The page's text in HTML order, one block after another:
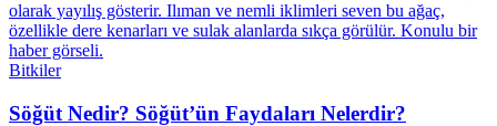
Bitkiler
Söğüt Nedir? Söğüt’ün Faydaları Nelerdir?